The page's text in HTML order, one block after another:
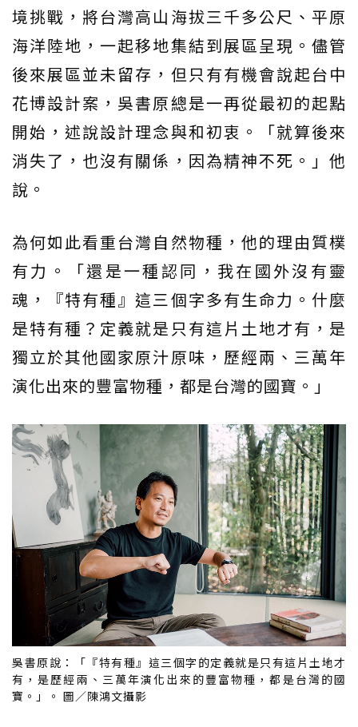
境挑戰，將台灣高山海拔三千多公尺、平原
海洋陸地，一起移地集結到展區呈現。儘管
後來展區並未留存，但只有有機會說起台中
花博設計案，吳書原總是一再從最初的起點
開始，述說設計理念與和初衷。「就算後來
消失了，也沒有關係，因為精神不死。」他
說。
為何如此看重台灣自然物種，他的理由質樸
有力。「還是一種認同，我在國外沒有靈
魂，『特有種』這三個字多有生命力。什麼
是特有種？定義就是只有這片土地才有，是
獨立於其他國家原汁原味，歷經兩、三萬年
演化出來的豐富物種，都是台灣的國寶。」
吳書原說：「『特有種』這三個字的定義就是只有這片土地才
有，是歷經兩、三萬年演化出來的豐富物種，都是台灣的國
寶。」。 圖／陳鴻文攝影